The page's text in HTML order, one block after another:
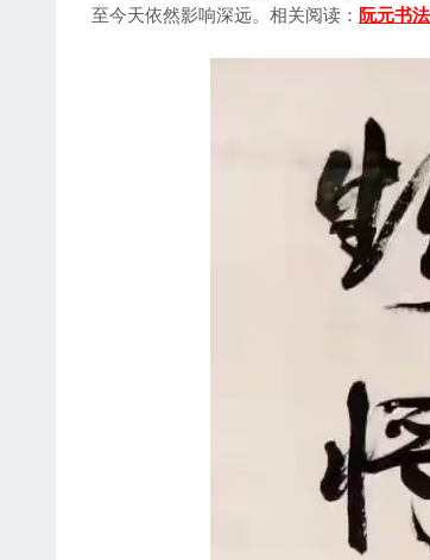
至今天依然影响深远。相关阅读： 阮元书